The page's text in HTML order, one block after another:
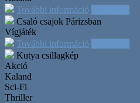
További információ
Csaló csajok Párizsban
Vígjáték
További információ
Kutya csillagkép
Akció
Kaland
Sci-Fi
Thriller